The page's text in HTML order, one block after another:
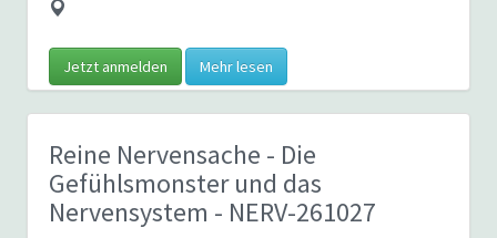
Jetzt anmelden Mehr lesen
Reine Nervensache - Die
Gefühlsmonster und das
Nervensystem - NERV-261027